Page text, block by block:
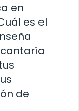
en
es el
de